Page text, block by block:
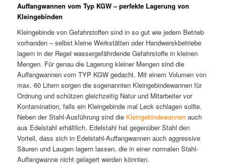
Auffangwannen vom Typ KGW – perfekte Lagerung von
Kleingebinden
Kleingebinde von Gefahrstoffen sind in so gut wie jedem Betrieb
vorhanden – selbst kleine Werkstätten oder Handwerskbetriebe
lagern in der Regel wassergefährdende Gefahrstoffe in kleinen
Mengen. Für genau die Lagerung kleiner Mengen sind die
Auffangwannen vom TYP KGW gedacht. Mit einem Volumen von
max. 60 Litern sorgen die sogenannten Kleingebindewannen für
Ordnung und schützen gleichzeitig Natur und Mitarbeiter vor
Kontamination, falls ein Kleingebinde mal Leck schlagen sollte.
Neben der Stahl-Ausführung sind die Kleingebindewannen auch
aus Edelstahl erhältlich. Edelstahl hat gegenüber Stahl den
Vorteil, dass sich in Edelstahl-Auffangwannen auch aggressive
Säuren und Laugen lagern lassen, die in einer normalen Stahl-
Auffangwanne nicht gelagert werden könnten.